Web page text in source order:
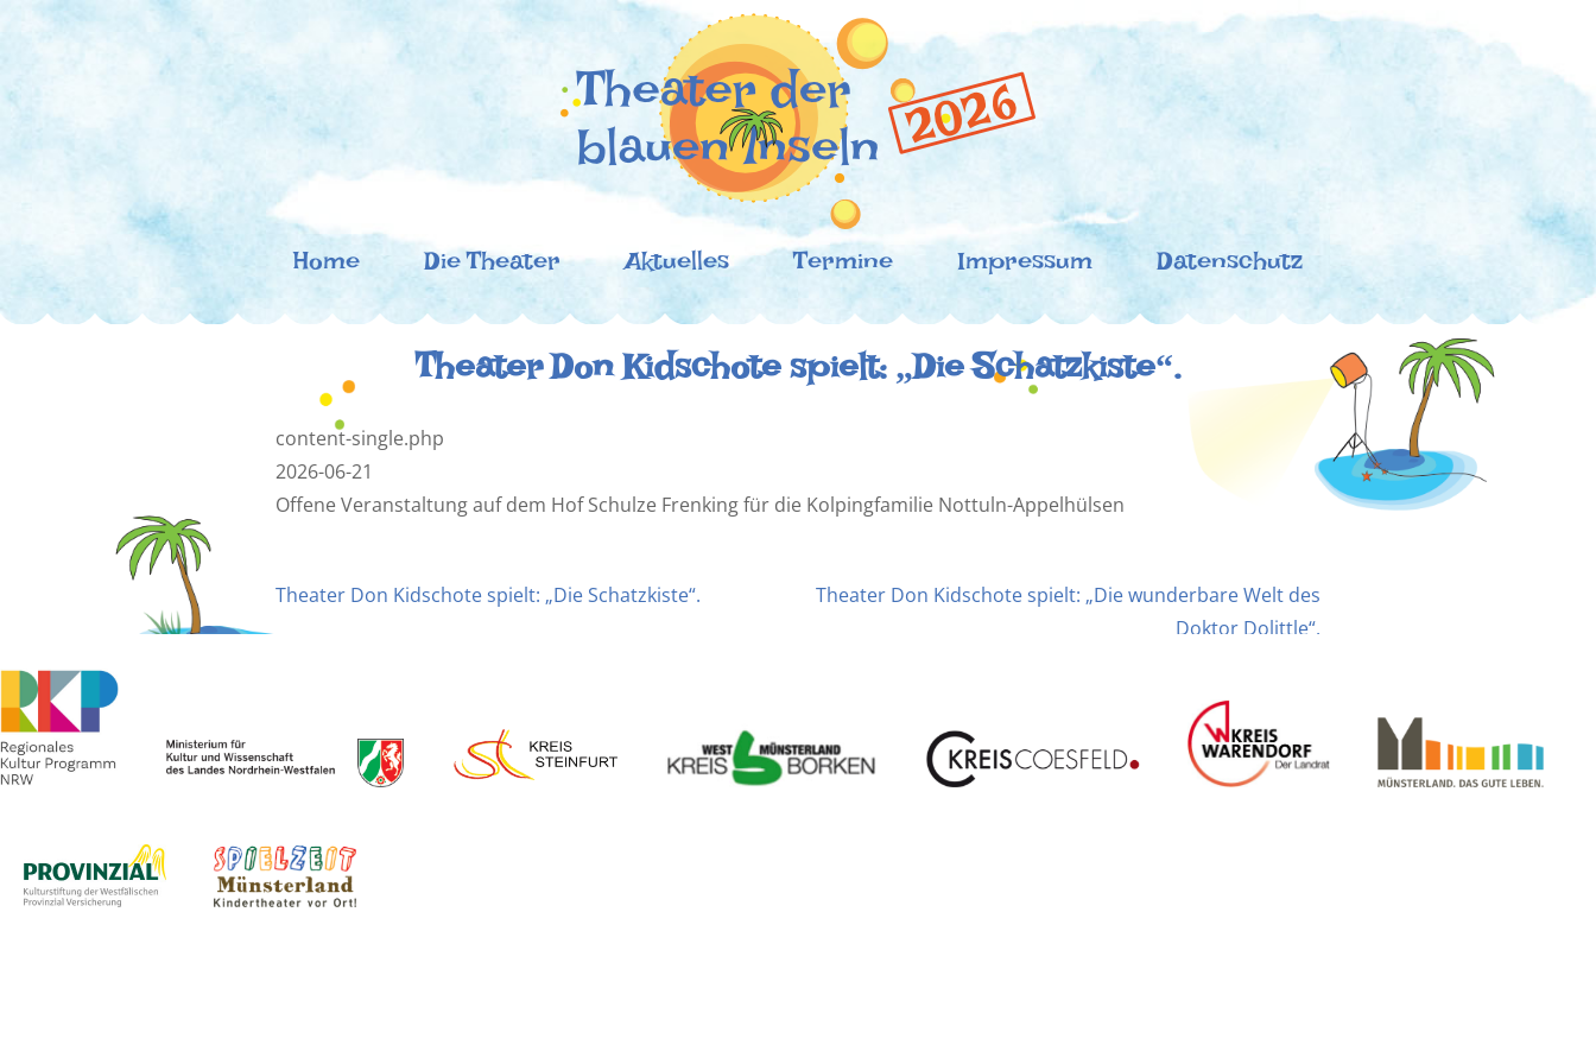
Zum
Theater der blauen Inseln
Ein flexibles Kindertheaterprojekt zu Coronazeiten!
Home Die Theater Aktuelles Termine Impressum Datenschutz
Theater Don Kidschote spielt: „Die Schatzkiste“.
content-single.php
2026-06-21
Offene Veranstaltung auf dem Hof Schulze Frenking für die Kolpingfamilie Nottuln-Appelhülsen
Beitragsnavigation
Theater Don Kidschote spielt: „Die Schatzkiste“.
Theater Don Kidschote spielt: „Die wunderbare Welt des
Doktor Dolittle“.